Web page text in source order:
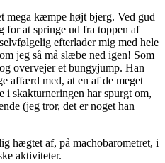
mega kæmpe højt bjerg. Ved gud
for at springe ud fra toppen af
efterlader mig med hele
jeg så må slæbe ned igen! Som
overvejer et bungyjump. Han
affærd med, at en af de meget
i skakturneringen har spurgt om,
(jeg tror, det er noget han
hægtet af, på machobarometret, i
aktiviteter.